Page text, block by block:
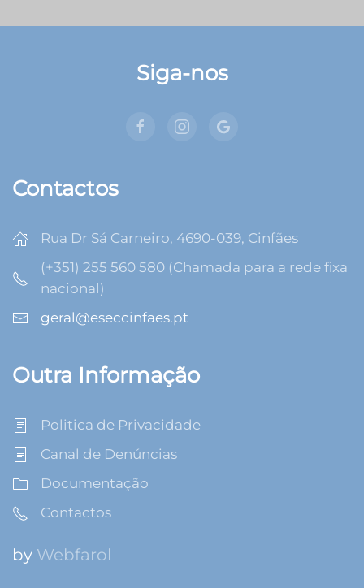
Siga-nos
Contactos
Rua Dr Sá Carneiro, 4690-039, Cinfães
(+351) 255 560 580 (Chamada para a rede fixa
nacional)
geral@eseccinfaes.pt
Outra Informação
Politica de Privacidade
Canal de Denúncias
Documentação
Contactos
by Webfarol